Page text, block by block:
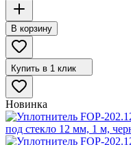
В корзину
Купить в 1 клик
Новинка